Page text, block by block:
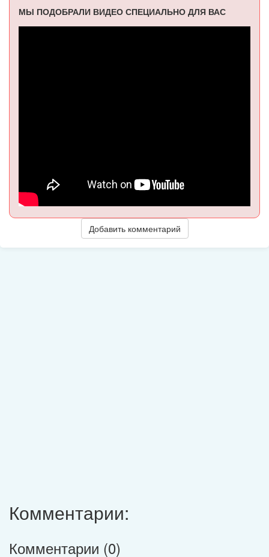
МЫ ПОДОБРАЛИ ВИДЕО СПЕЦИАЛЬНО ДЛЯ ВАС
Добавить комментарий
Комментарии:
Комментарии (0)